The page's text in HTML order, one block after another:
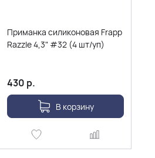
Приманка силиконовая Frapp
Razzle 4,3" #32 (4 шт/уп)
430 р.
В корзину